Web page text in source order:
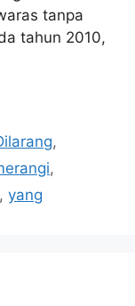
tanpa
tahun 2010,
,
,
, yang